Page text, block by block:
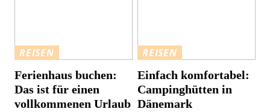
REISEN
Ferienhaus buchen:
Das ist für einen
vollkommenen Urlaub
REISEN
Einfach komfortabel:
Campinghütten in
Dänemark